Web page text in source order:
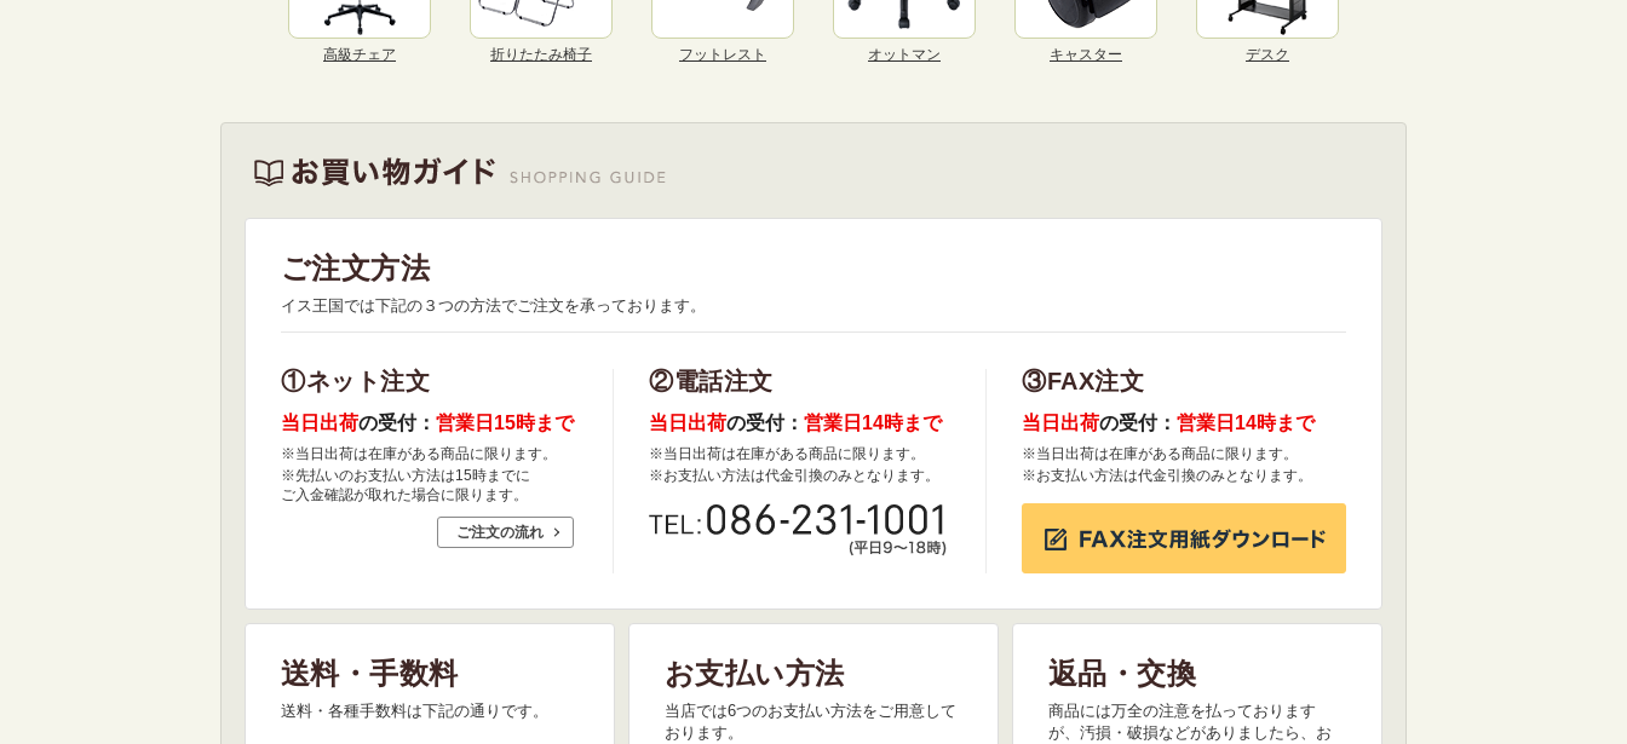
高級チェア 折りたたみ椅子 フットレスト オットマン キャスター デスク
ご注文方法
イス王国では下記の３つの方法でご注文を承っております。
①ネット注文
当日出荷の受付： 営業日15時まで
※当日出荷は在庫がある商品に限ります。
※先払いのお支払い方法は15時までに
ご入金確認が取れた場合に限ります。
ご注文の流れ
②電話注文
当日出荷の受付： 営業日14時まで
※当日出荷は在庫がある商品に限ります。
※お支払い方法は代金引換のみとなります。
③FAX注文
当日出荷の受付： 営業日14時まで
※当日出荷は在庫がある商品に限ります。
※お支払い方法は代金引換のみとなります。
送料・手数料
送料・各種手数料は下記の通りです。
お支払い方法
当店では6つのお支払い方法をご用意して
おります。
返品・交換
商品には万全の注意を払っております
が、汚損・破損などがありましたら、お